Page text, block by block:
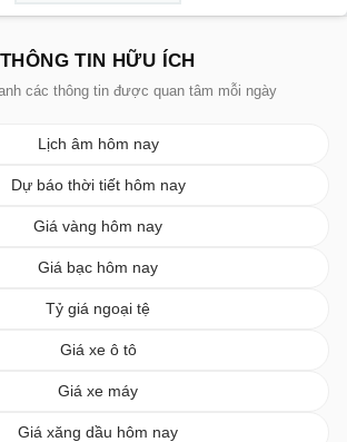
THÔNG TIN HỮU ÍCH
các thông tin được quan tâm mỗi ngày
Lịch âm hôm nay
Dự báo thời tiết hôm nay
Giá vàng hôm nay
Giá bạc hôm nay
Tỷ giá ngoại tệ
Giá xe ô tô
Giá xe máy
Giá xăng dầu hôm nay